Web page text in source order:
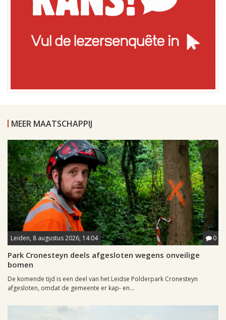
MEER MAATSCHAPPIJ
Leiden, 8 augustus 2026, 14:04 0
Park Cronesteyn deels afgesloten wegens onveilige
bomen
De komende tijd is een deel van het Leidse Polderpark Cronesteyn
afgesloten, omdat de gemeente er kap- en...